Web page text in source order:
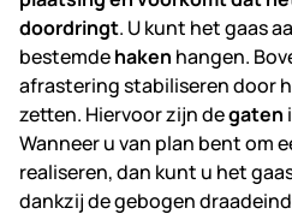
doordringt. U kunt het gaas
bestemdehaken hangen.
afrastering stabiliseren door
zetten. Hiervoor zijn degaten
Wanneer u van plan bent om
realiseren, dan kunt u het
dankzij de gebogen